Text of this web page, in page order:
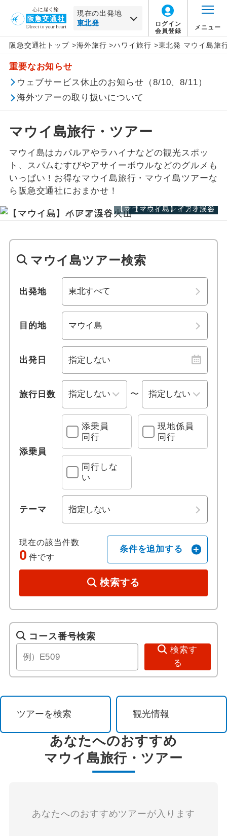
現在の出発地
ログイン
会員登録
メニュー
阪急交通社トップ >海外旅行 >ハワイ旅行 >東北発 マウイ島旅
重要なお知らせ
ウェブサービス休止のお知らせ（8/10、8/11）
海外ツアーの取り扱いについて
マウイ島旅行・ツアー
マウイ島はカパルアやラハイナなどの観光スポッ
ト、スパムむすびやアサイーボウルなどのグルメも
いっぱい！お得なマウイ島旅行・マウイ島ツアーな
ら阪急交通社におまかせ！
【マウイ島】イアオ渓谷
【マウイ島】ハレアカラ火山
【マウイ島】イアオ渓谷
マウイ島ツアー検索
出発地
目的地
出発日
旅行日数 〜
添乗員
添乗員
同行
現地係員
同行
同行しな
い
テーマ
現在の該当件数
0 件です
条件を追加する
検索する
北海道
東北
東北すべて
青森 三沢
花巻 仙台
秋田 大館能代
山形 庄内
関東・甲信越
北陸
四国
ハワイ
ハワイすべて
ホノルル
オアフ島
ハワイ島
カイルア コナ
ワイコロア
カフルイ
ヒロ
カウアイ島
リフェ
コオリナ
この月をすべて選択
年月
日 火 水 木
この月をすべて選択
年
日 月 火 水
旅行タイプ
家族旅行
卒業旅行
ハネムーン
長期滞在
周遊
女性限定
おひとり様参加限定
乗り物
レンタカー付き
宿泊施設、送迎 他
プールあり
ホテル日本語スタッフ
世界遺産
美術館・博物館
寺社・札所めぐり
音楽・コンサート
イルミネーション
エコノミー
プレミアムエコノミー
ビジネス
ファースト
トラピックス
クリスタルハート
e-very
フレンドツアー
ロイヤルコレクション
その他
催行確定
1名催行
2名催行
コース番号検索
検索す
る
ツアーを検索 観光情報
あなたへのおすすめ
マウイ島旅行・ツアー
あなたへのおすすめツアーが入ります